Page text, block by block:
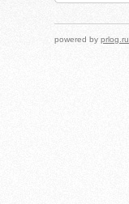
powered byprlog.ru